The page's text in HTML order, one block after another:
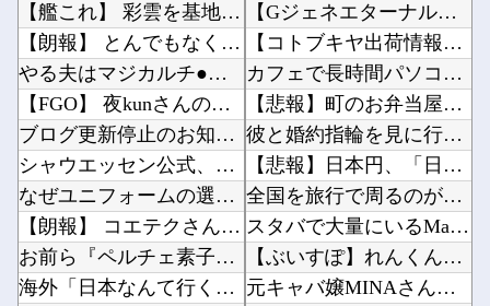
【艦これ】 彩雲を基地航空にいれたら半径伸びたりします？
【朗報】 とんでもなくエ●チなカステラが登場！
やる夫はマジカルチ●ポで生き抜かないといけないようです 小話「良家のお嬢様がこんな格好を無...
【FGO】 夜kunさんのモルガンイラスト！！ 蝶の羽好きです！
ブログ更新停止のお知らせ
シャウエッセン公式、こういうのでいいんだよ丼を作る
なぜユニフォームの選手名はアルファベット表記なの？
【朗報】 コエテクさん、AIライザと会話するRPGを発売ｗｗｗｗｗｗｗｗｗｗｗｗ
お前ら『ペルチェ素子の首ネッククーラー』使ったことあるか？
海外「日本なんて行くんじゃなかった…」 日本を知ってしまったディズニー信者、帰国後『本家』...
【Gジェネエターナル】ハロの日イベントガナイノオカシクナイ？他
【コトブキヤ出荷情報】「フレームアーティスト 雪ミク」「創彩少女庭園 早乙女 瑠衣【桃桜高...
カフェで長時間パソコン弄っている奴他
【悲報】町のお弁当屋さん「申し訳ないが消費税1%になったらその分商品代を値上げするわ」他
彼と婚約指輪を見に行った。 店員「ご予算は？」 彼氏「80万円くらいで。最大で90万円か...
【悲報】日本円、「日米協調介入」すら無効化してしまう他
全国を旅行で周るのが趣味の奴でも最後まで残ってそうな都道府県ってどこ？？？他
スタバで大量にいるMacBookいじってるやつって何やってんの？他
【ぶいすぽ】れんくんﾓｶｻｰﾝはなびの写真集は出ない他
元キャバ嬢MINAさん死亡関連でENHYPEN・NI-KIの「謝罪文」が出回るも「フェイク...